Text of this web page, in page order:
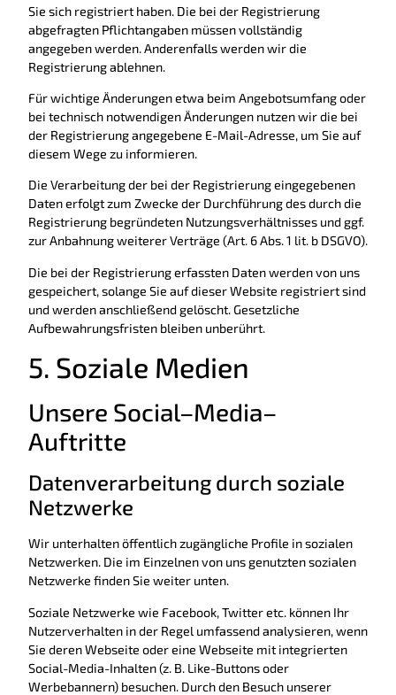
Sie sich registriert haben. Die bei der Registrierung
abgefragten Pflichtangaben müssen vollständig
angegeben werden. Anderenfalls werden wir die
Registrierung ablehnen.
Für wichtige Änderungen etwa beim Angebotsumfang oder
bei technisch notwendigen Änderungen nutzen wir die bei
der Registrierung angegebene E-Mail-Adresse, um Sie auf
diesem Wege zu informieren.
Die Verarbeitung der bei der Registrierung eingegebenen
Daten erfolgt zum Zwecke der Durchführung des durch die
Registrierung begründeten Nutzungsverhältnisses und ggf.
zur Anbahnung weiterer Verträge (Art. 6 Abs. 1 lit. b DSGVO).
Die bei der Registrierung erfassten Daten werden von uns
gespeichert, solange Sie auf dieser Website registriert sind
und werden anschließend gelöscht. Gesetzliche
Aufbewahrungsfristen bleiben unberührt.
5. Soziale Medien
Unsere Social–Media–
Auftritte
Datenverarbeitung durch soziale
Netzwerke
Wir unterhalten öffentlich zugängliche Profile in sozialen
Netzwerken. Die im Einzelnen von uns genutzten sozialen
Netzwerke finden Sie weiter unten.
Soziale Netzwerke wie Facebook, Twitter etc. können Ihr
Nutzerverhalten in der Regel umfassend analysieren, wenn
Sie deren Webseite oder eine Webseite mit integrierten
Social-Media-Inhalten (z. B. Like-Buttons oder
Werbebannern) besuchen. Durch den Besuch unserer